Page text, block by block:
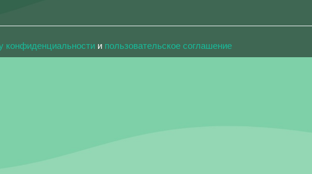
конфиденциальности и пользовательское соглашение